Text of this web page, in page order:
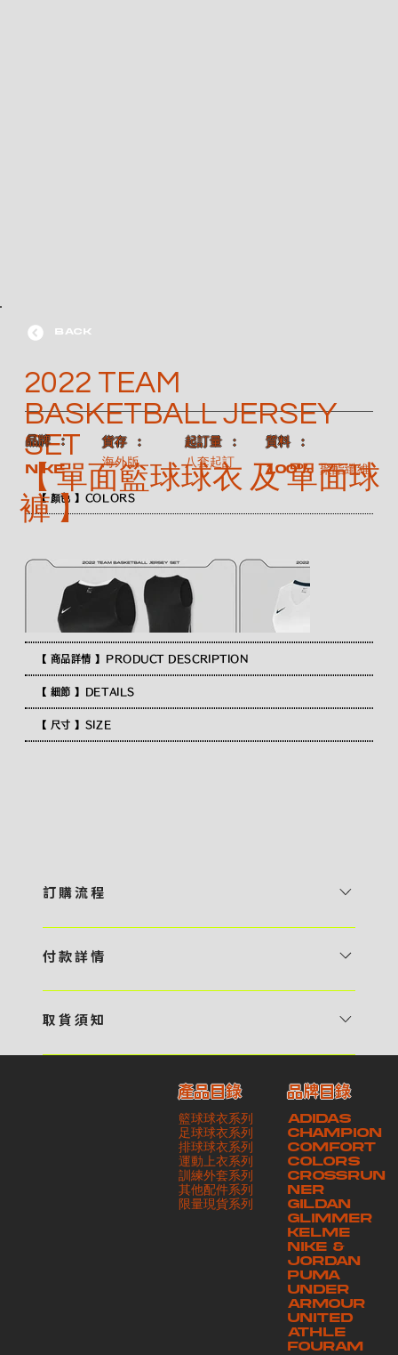
【 顏色 】COLORS
【 商品詳情 】PRODUCT DESCRIPTION
【 細節 】DETAILS
【 尺寸 】SIZE
BACK
2022 TEAM
BASKETBALL JERSEY
SET
【 單面籃球球衣 及 單面球
褲 】
​品牌 ：
NIKE
​貨存 ：
海外版
​起訂量 ：
八套起訂
​質料 ：
100% 聚酯纖維
訂 購 流 程
預 約 〉，參看官網上的商品目錄和作品照片去選擇心儀的款式，同時可
報價 貴客可透過電郵方式或 WhatsApp 平台提交定製資料，4AM 團
相關價目，貴客最終確認後將獲取正式完整單據，請安排繳付貨款訂金以
啟動貨品製作 4 / 商品印製 訂金核實後，4AM 團隊將隨即開始製作 5
/ 貨品提取 商品製作完成後，4AM 團隊將聯絡貴客安排貨款餘額及提取
貨品。貴客可選擇最適合的付款方式以及取貨安排
付 款 詳 情
・ Payme ・ 現金機入數 ・ 銀行櫃檯入數 ・ ATM自動櫃員機轉帳 ・
交易單據。如貴客欲更改電郵地址，請與 4AM 團隊聯絡 - 貴客的付款
記錄可透過電郵 或 WhatsApp平台（ 請註明訂單編號 ）交予4AM 團
隊核實有關款項 - 任何轉帳或換匯交易手續費等額外費用，一概不歸屬
本公司之責任 - 貴客請於收獲本公司正式訂購單據後 3 個工作天內安排
付款。如未能按期繳付所需款項，貴客須緻交因逾期所衍生之額外行政費
取 貨 須 知
請與4AM團隊職員聯絡預約取貨時間｜​ ・ GoGoVan ｜即日完成配送
服務｜運費由貴客現金支付司機｜ ・ 順豐速運 ｜貨件運送需要多於2－
3個工作天｜到付｜​ - 貴客請於貨品可取日起之 10 個工作天內安排提取
貨品，如逾期未取，本公司將不予保存相關貨品。有關貨款訂金將不予歸
還，貴客仍須負責貨款餘額 - 貴客請於收貨時小心核對貨品數量及檢查
貨品品質 - 基於 S.F. Express / GoGoVan 等託運商為第三方服務，
本公司將保證貨品安全到達第三方手中。如第三方在運送過程中引致任何
有關貨品之遺失、損毀、誤投或運送延誤，本公司一律不負責
產品目錄
籃球球衣系列
足球球衣系列
排球球衣系列
運動上衣系列
訓練外套系列
其他配件系列
​限量現貨系列
ADIDAS
CHAMPION
COMFORT
COLORS
CROSSRUN
NER
GILDAN
GLIMMER
KELME
NIKE &
JORDAN
PUMA
UNDER
ARMOUR
UNITED
ATHLE
FOURAM
品牌目錄